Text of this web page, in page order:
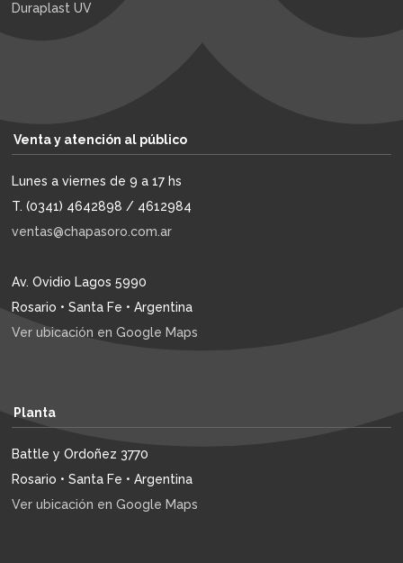
Duraplast UV
Venta y atención al público
Lunes a viernes de 9 a 17 hs
T. (0341) 4642898 / 4612984
ventas@chapasoro.com.ar
Av. Ovidio Lagos 5990
Rosario • Santa Fe • Argentina
Ver ubicación en Google Maps
Planta
Battle y Ordoñez 3770
Rosario • Santa Fe • Argentina
Ver ubicación en Google Maps